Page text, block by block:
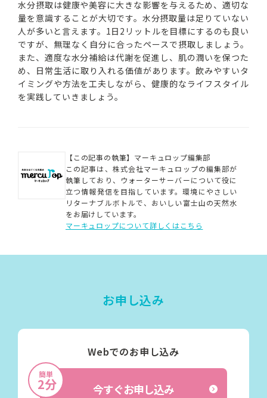
水分摂取は健康や美容に大きな影響を与えるため、適切な
量を意識することが大切です。水分摂取量は足りていない
人が多いと言えます。1日2リットルを目標にするのも良い
ですが、無理なく自分に合ったペースで摂取しましょう。
また、適度な水分補給は代謝を促進し、肌の潤いを保つた
め、日常生活に取り入れる価値があります。飲みやすいタ
イミングや方法を工夫しながら、健康的なライフスタイル
を実践していきましょう。
【この記事の執筆】マーキュロップ編集部
この記事は、株式会社マーキュロップの編集部が
執筆しており、ウォーターサーバーについて役に
立つ情報発信を目指しています。環境にやさしい
リターナブルボトルで、おいしい富士山の天然水
をお届けしています。
マーキュロップについて詳しくはこちら
お申し込み
Webでのお申し込み
簡単
2分 今すぐお申し込み